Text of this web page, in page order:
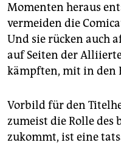
Momenten heraus
vermeiden die
Und sie rücken auch
auf Seiten der
kämpften, mit in den
Vorbild für den
zumeist die Rolle des
zukommt, ist eine